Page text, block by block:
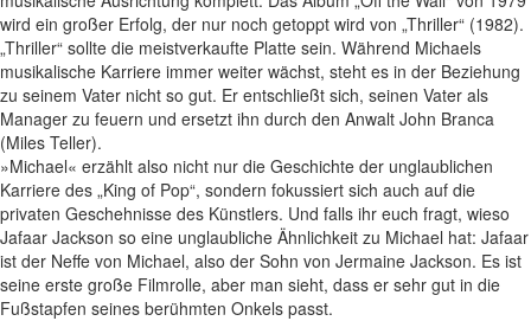
wird ein großer Erfolg, der nur noch getoppt wird von „Thriller“ (1982).
„Thriller“ sollte die meistverkaufte Platte sein. Während Michaels
musikalische Karriere immer weiter wächst, steht es in der Beziehung
zu seinem Vater nicht so gut. Er entschließt sich, seinen Vater als
Manager zu feuern und ersetzt ihn durch den Anwalt John Branca
(Miles Teller).
»Michael« erzählt also nicht nur die Geschichte der unglaublichen
Karriere des „King of Pop“, sondern fokussiert sich auch auf die
privaten Geschehnisse des Künstlers. Und falls ihr euch fragt, wieso
Jafaar Jackson so eine unglaubliche Ähnlichkeit zu Michael hat: Jafaar
ist der Neffe von Michael, also der Sohn von Jermaine Jackson. Es ist
seine erste große Filmrolle, aber man sieht, dass er sehr gut in die
Fußstapfen seines berühmten Onkels passt.